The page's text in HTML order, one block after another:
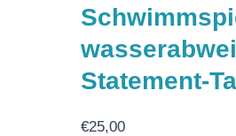
Statement-
€25,00